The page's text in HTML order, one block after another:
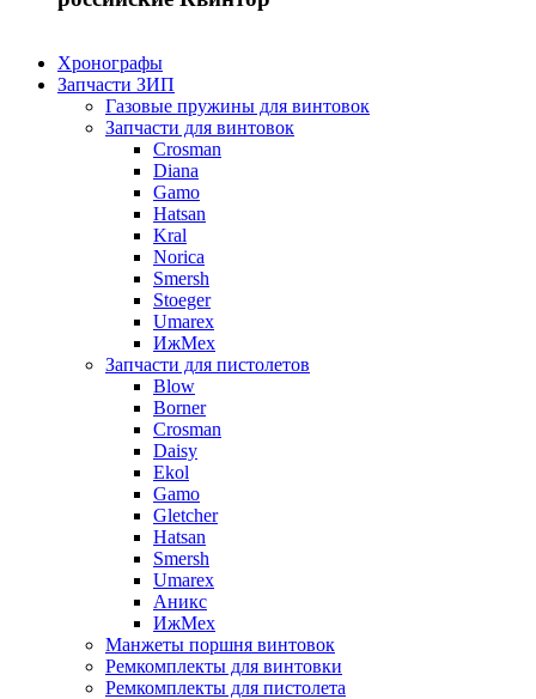
Хронографы
Запчасти ЗИП
Газовые пружины для винтовок
Запчасти для винтовок
Crosman
Diana
Gamo
Hatsan
Kral
Norica
Smersh
Stoeger
Umarex
ИжМех
Запчасти для пистолетов
Blow
Borner
Crosman
Daisy
Ekol
Gamo
Gletcher
Hatsan
Smersh
Umarex
Аникс
ИжМех
Манжеты поршня винтовок
Ремкомплекты для винтовки
Ремкомплекты для пистолета